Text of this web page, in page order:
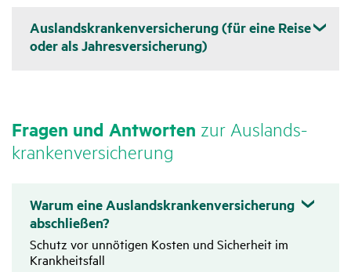
Auslandskrankenversicherung (für eine Reise
oder als Jahresversicherung)
Die Auslands­kran­ken­ver­si­che­rung dient der Absi­che­rung
anfal­lender Kosten bei Erkran­kungen, Unfällen und sons­
tigen gesund­heit­li­chen Kompli­ka­tionen. Sie deckt den
Betreu­ungs- und Service­leis­tungen mithilfe des 24-
Stunden-Notruf-Services zur Verfü­gung.
Heil­be­hand­lungs­kosten
Fragen und Antworten zur Auslands­
kran­ken­ver­si­che­rung
Warum eine Auslandskrankenversicherung
abschließen?
Schutz vor unnötigen Kosten und Sicherheit im
Krankheitsfall